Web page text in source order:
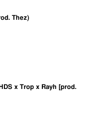
Thez)
x Trop x Rayh [prod.